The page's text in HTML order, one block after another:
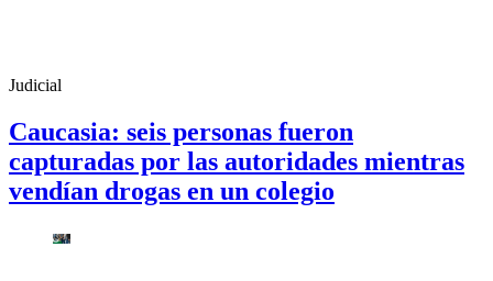
Judicial
Caucasia: seis personas fueron
capturadas por las autoridades mientras
vendían drogas en un colegio